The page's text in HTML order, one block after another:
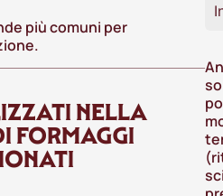
più comuni per
NELLA
FORMAGGI